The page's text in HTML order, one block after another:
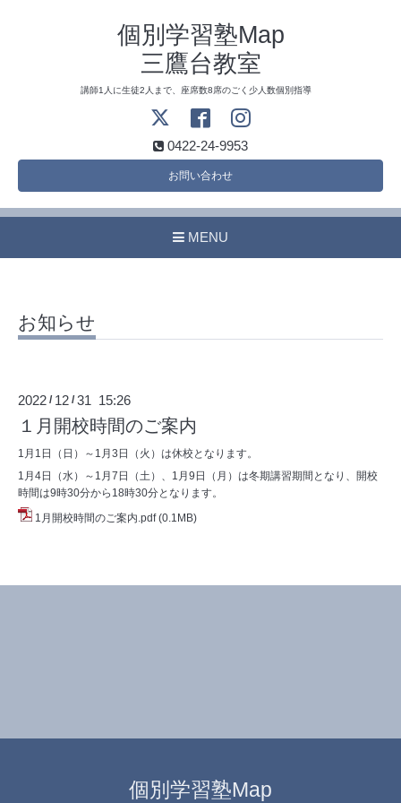
個別学習塾Map
三鷹台教室
講師1人に生徒2人まで、座席数8席のごく少人数個別指導
0422-24-9953
お問い合わせ
MENU
お知らせ
2022 / 12 /31 15:26
１月開校時間のご案内
1月1日（日）～1月3日（火）は休校となります。
1月4日（水）～1月7日（土）、1月9日（月）は冬期講習期間となり、開校
時間は9時30分から18時30分となります。
1月開校時間のご案内.pdf (0.1MB)
個別学習塾Map